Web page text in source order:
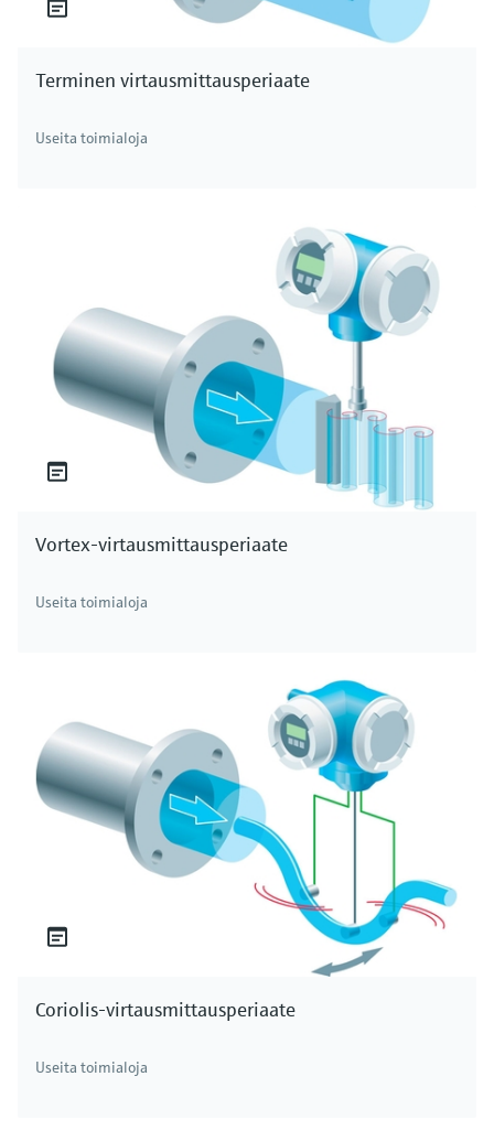
Terminen virtausmittausperiaate
Useita toimialoja
Vortex-virtausmittausperiaate
Useita toimialoja
Coriolis-virtausmittausperiaate
Useita toimialoja